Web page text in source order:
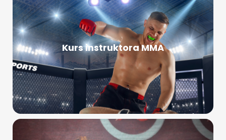
Kurs instruktora MMA